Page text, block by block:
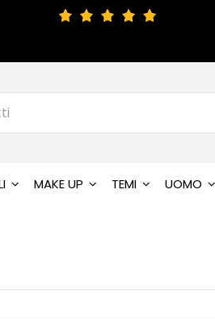
MAKE UP TEMI UOMO